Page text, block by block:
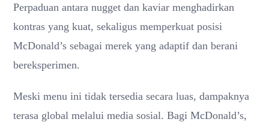
Perpaduan antara nugget dan kaviar menghadirkan
kontras yang kuat, sekaligus memperkuat posisi
McDonald’s sebagai merek yang adaptif dan berani
bereksperimen.
Meski menu ini tidak tersedia secara luas, dampaknya
terasa global melalui media sosial. Bagi McDonald’s,